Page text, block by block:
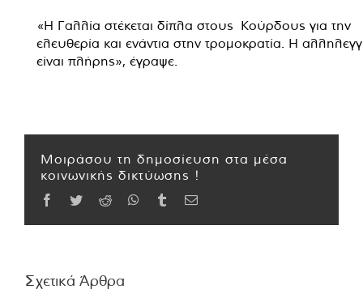
«Η Γαλλία στέκεται δίπλα στους Κούρδους για την
ελευθερία και ενάντια στην τρομοκρατία. Η
είναι πλήρης», έγραψε.
Μοιράσου τη δημοσίευση στα μέσα
κοινωνικής δικτύωσης !
Facebook
TwitterReddit WhatsApp
TumblrEmail
Σχετικά Άρθρα